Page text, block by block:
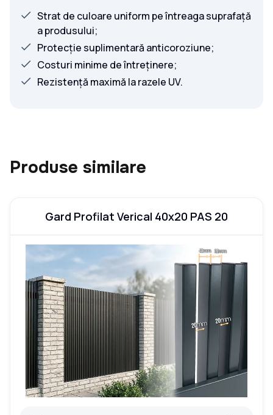
Strat de culoare uniform pe întreaga suprafață
a produsului;
Protecție suplimentară anticoroziune;
Costuri minime de întreținere;
Rezistență maximă la razele UV.
Produse similare
Gard Profilat Verical 40x20 PAS 20